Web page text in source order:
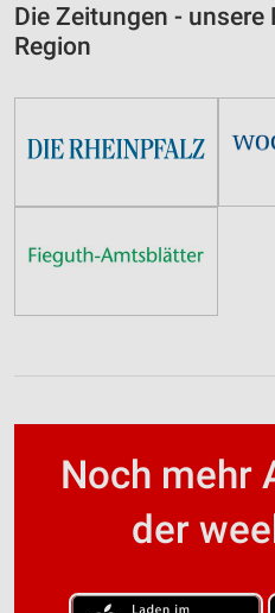
Die Zeitungen - unsere
Region
Noch mehr
der